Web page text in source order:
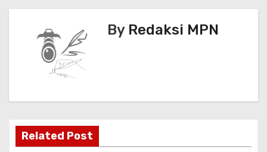
g
o
By Redaksi MPN
Related Post